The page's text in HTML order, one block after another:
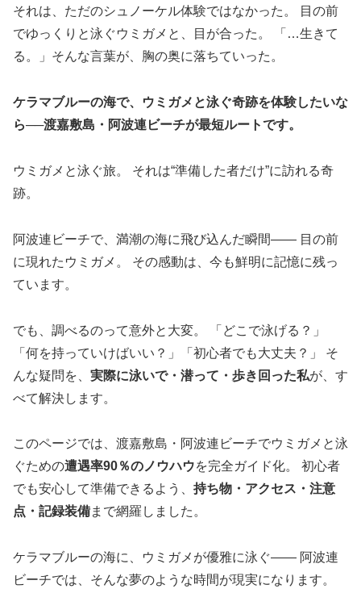
それは、ただのシュノーケル体験ではなかった。 目の前
でゆっくりと泳ぐウミガメと、目が合った。 「…生きて
る。」そんな言葉が、胸の奥に落ちていった。
ケラマブルーの海で、ウミガメと泳ぐ奇跡を体験したいな
ら──渡嘉敷島・阿波連ビーチが最短ルートです。
ウミガメと泳ぐ旅。 それは“準備した者だけ”に訪れる奇
跡。
阿波連ビーチで、満潮の海に飛び込んだ瞬間—— 目の前
に現れたウミガメ。 その感動は、今も鮮明に記憶に残っ
ています。
でも、調べるのって意外と大変。 「どこで泳げる？」
「何を持っていけばいい？」「初心者でも大丈夫？」 そ
んな疑問を、 実際に泳いで・潜って・歩き回った私が、す
べて解決します。
このページでは、渡嘉敷島・阿波連ビーチでウミガメと泳
ぐための遭遇率90％のノウハウを完全ガイド化。 初心者
でも安心して準備できるよう、 持ち物・アクセス・注意
点・記録装備まで網羅しました。
ケラマブルーの海に、ウミガメが優雅に泳ぐ—— 阿波連
ビーチでは、そんな夢のような時間が現実になります。